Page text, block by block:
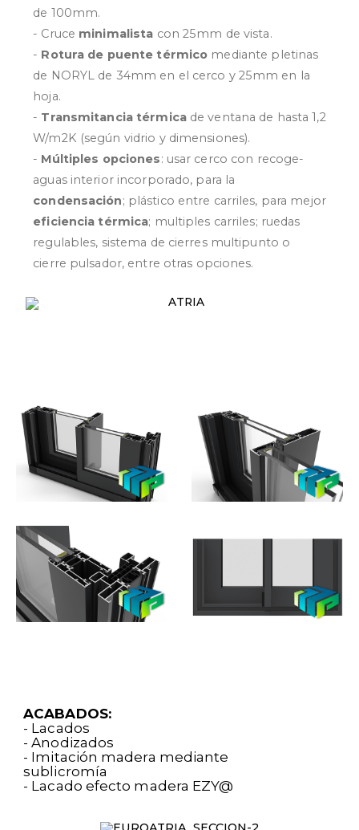
de 100mm.
- Cruce minimalista con 25mm de vista.
- Rotura de puente térmico mediante pletinas
de NORYL de 34mm en el cerco y 25mm en la
hoja.
- Transmitancia térmicade ventana de hasta 1,2
W/m2K (según vidrio y dimensiones).
- Múltiples opciones: usar cerco con recoge-
aguas interior incorporado, para la
condensación; plástico entre carriles, para mejor
eficiencia térmica; multiples carriles; ruedas
regulables, sistema de cierres multipunto o
cierre pulsador, entre otras opciones.
ACABADOS:
- Lacados
- Anodizados
- Imitación madera mediante
sublicromía
- Lacado efecto madera EZY@